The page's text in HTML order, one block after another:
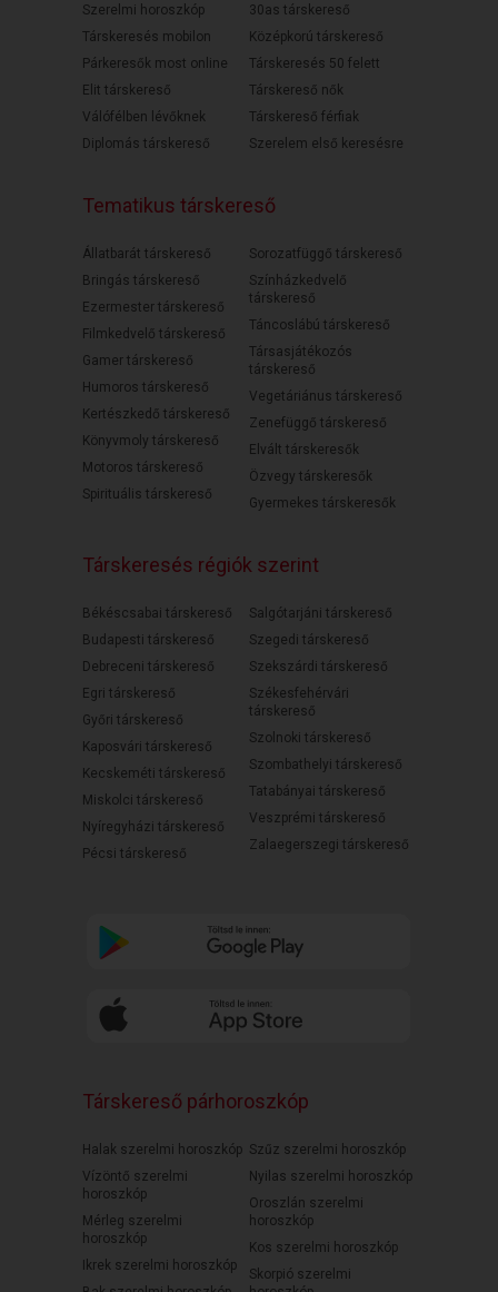
Szerelmi horoszkóp
Társkeresés mobilon
Párkeresők most online
Elit társkereső
Válófélben lévőknek
Diplomás társkereső
30as társkereső
Középkorú társkereső
Társkeresés 50 felett
Társkereső nők
Társkereső férfiak
Szerelem első keresésre
Tematikus társkereső
Állatbarát társkereső
Bringás társkereső
Ezermester társkereső
Filmkedvelő társkereső
Gamer társkereső
Humoros társkereső
Kertészkedő társkereső
Könyvmoly társkereső
Motoros társkereső
Spirituális társkereső
Sorozatfüggő társkereső
Színházkedvelő
társkereső
Táncoslábú társkereső
Társasjátékozós
társkereső
Vegetáriánus társkereső
Zenefüggő társkereső
Elvált társkeresők
Özvegy társkeresők
Gyermekes társkeresők
Társkeresés régiók szerint
Békéscsabai társkereső
Budapesti társkereső
Debreceni társkereső
Egri társkereső
Győri társkereső
Kaposvári társkereső
Kecskeméti társkereső
Miskolci társkereső
Nyíregyházi társkereső
Pécsi társkereső
Salgótarjáni társkereső
Szegedi társkereső
Szekszárdi társkereső
Székesfehérvári
társkereső
Szolnoki társkereső
Szombathelyi társkereső
Tatabányai társkereső
Veszprémi társkereső
Zalaegerszegi társkereső
Társkereső párhoroszkóp
Halak szerelmi horoszkóp
Vízöntő szerelmi
horoszkóp
Mérleg szerelmi
horoszkóp
Ikrek szerelmi horoszkóp
Szűz szerelmi horoszkóp
Nyilas szerelmi horoszkóp
Oroszlán szerelmi
horoszkóp
Kos szerelmi horoszkóp
Skorpió szerelmi